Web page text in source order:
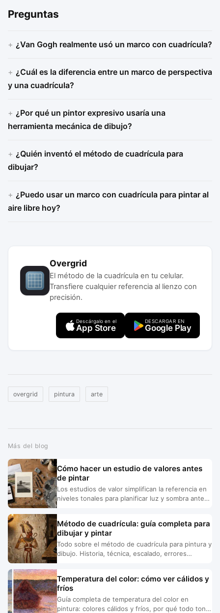
Preguntas
¿Van Gogh realmente usó un marco con cuadrícula?
¿Cuál es la diferencia entre un marco de perspectiva
y una cuadrícula?
¿Por qué un pintor expresivo usaría una
herramienta mecánica de dibujo?
¿Quién inventó el método de cuadrícula para
dibujar?
¿Puedo usar un marco con cuadrícula para pintar al
aire libre hoy?
Overgrid
El método de la cuadrícula en tu celular.
Transfiere cualquier referencia al lienzo con
precisión.
Descárgalo en el
App Store
DESCARGAR EN
Google Play
overgrid pintura arte
Más del blog
Cómo hacer un estudio de valores antes
de pintar
Los estudios de valor simplifican la referencia en
niveles tonales para planificar luz y sombra antes
Método de cuadrícula: guía completa para
dibujar y pintar
Todo sobre el método de cuadrícula para pintura y
dibujo. Historia, técnica, escalado, errores
Temperatura del color: cómo ver cálidos y
fríos
Guía completa de temperatura del color en
pintura: colores cálidos y fríos, por qué todo tono